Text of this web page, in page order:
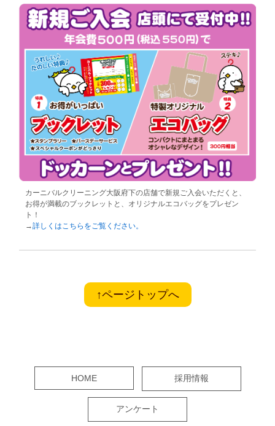
カーニバルクリーニング大阪府下の店舗で新規ご入会いただくと、
お得が満載のブックレットと、オリジナルエコバッグをプレゼン
ト！
→詳しくはこちらをご覧ください。
↑ページトップへ
HOME 採用情報
アンケート